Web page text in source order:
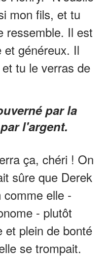
mon fils, et tu
ressemble. Il est
et généreux. Il
tu le verras de
l'argent.
ça, chéri ! On
sûre que Derek
elle -
- plutôt
et plein de bonté
se trompait.